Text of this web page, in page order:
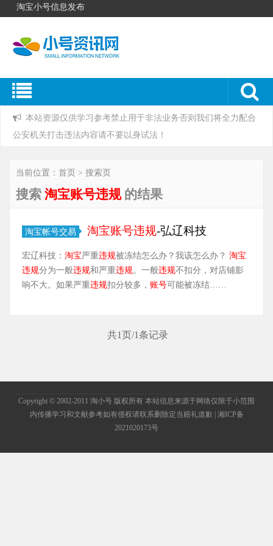
淘宝小号信息发布
本站资源仅供学习参考禁止用于非法业务否则我们将全力配合
公安机关打击违法内容请不要以身试法！
当前位置：首页 > 搜索页
搜索 淘宝账号违规的结果
淘宝帐号交易 淘宝账号违规-弘辽科技
宏辽科技： 淘宝严重违规被冻结怎么办？我该怎么办？ 淘宝
违规分为一般违规和严重违规。一般违规不扣分，对店铺影
响不大。如果严重违规扣分较多， 账号可能被冻结……
共1页/1条记录
Copyright © 2002-2011 淘小号 版权所有 本站信息来源于网络仅限于小范围
内传播学习和文献参考如有侵权请联系删除定当赔礼道歉 | 湘ICP备
2021020173号